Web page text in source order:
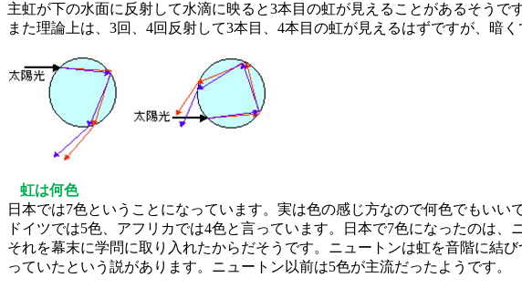
主虹が下の水面に反射して水滴に映ると3本目の虹が見えることがあるそうです
また理論上は、3回、4回反射して3本目、4本目の虹が見えるはずですが、暗く
虹は何色
日本では7色ということになっています。実は色の感じ方なので何色でもいい
ドイツでは5色、アフリカでは4色と言っています。日本で7色になったのは、
それを幕末に学問に取り入れたからだそうです。 ニュートンは虹を音階に結
っていたという説があります。ニュートン以前は5色が主流だったようです。